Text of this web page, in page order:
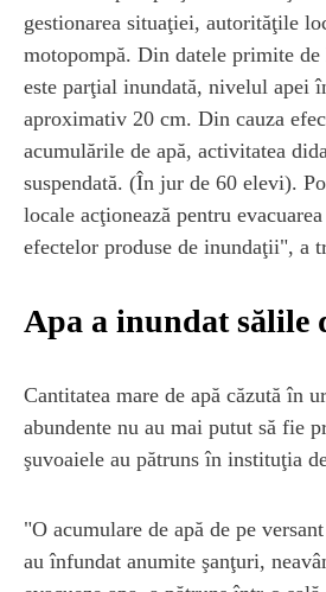
gestionarea situaţiei, autorităţile
motopompă. Din datele primite
este parţial inundată, nivelul apei
aproximativ 20 cm. Din cauza
acumulările de apă, activitatea
suspendată. (În jur de 60 elevi).
locale acţionează pentru
efectelor produse de inundaţii", a
Apa a inundat sălile
Cantitatea mare de apă căzută în
abundente nu au mai putut să fie
şuvoaiele au pătruns în instituţia
"O acumulare de apă de pe
au înfundat anumite şanţuri,